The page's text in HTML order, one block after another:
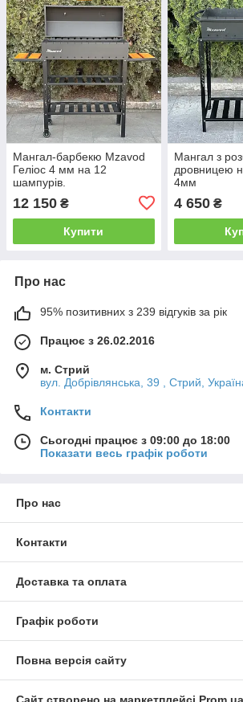
Мангал-барбекю Mzavod
Геліос 4 мм на 12
шампурів.
12 150 ₴
Купити
Мангал з
дровницею
4мм
4 650₴
Про нас
95% позитивних з 239 відгуків за рік
Працює з 26.02.2016
м. Стрий
вул. Добрівлянська, 39 , Стрий,
Контакти
Сьогодні працює з 09:00 до 18:00
Показати весь графік роботи
Про нас
Контакти
Доставка та оплата
Графік роботи
Повна версія сайту